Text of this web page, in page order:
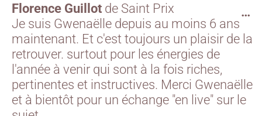
Florence Guillot de Saint Prix
Je suis Gwenaëlle depuis au moins 6 ans
maintenant. Et c'est toujours un plaisir de la
retrouver. surtout pour les énergies de
l'année à venir qui sont à la fois riches,
pertinentes et instructives. Merci Gwenaëlle
et à bientôt pour un échange "en live" sur le
…